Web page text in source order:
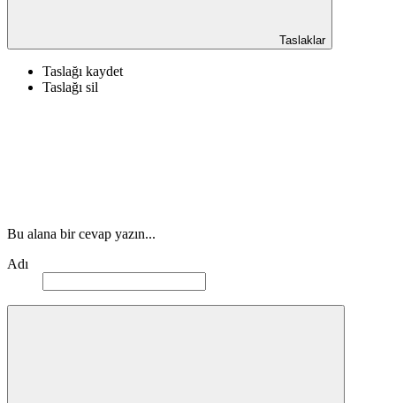
Taslaklar
Taslağı kaydet
Taslağı sil
Bu alana bir cevap yazın...
Adı